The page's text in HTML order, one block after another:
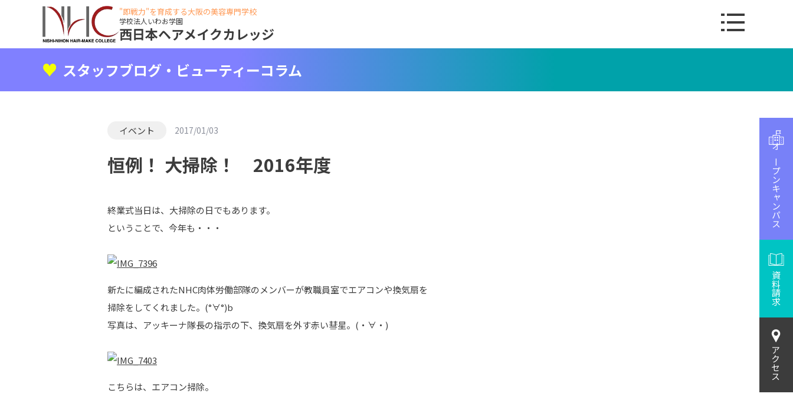
"即戦力"を育成する大阪の美容専門学校
学校法人いわお学園
西日本ヘアメイクカレッジ
オープンキャンパス
資料請求
アクセス
スタッフブログ・ビューティーコラム
イベント 2017/01/03
恒例！ 大掃除！ 2016年度
終業式当日は、大掃除の日でもあります。
ということで、今年も・・・
新たに編成されたNHC肉体労働部隊のメンバーが教職員室でエアコンや換気扇を
掃除をしてくれました。(°∀°)b
写真は、アッキーナ隊長の指示の下、換気扇を外す赤い彗星。(・∀・)
こちらは、エアコン掃除。